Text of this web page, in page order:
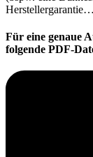
Für eine genaue
folgende PDF-